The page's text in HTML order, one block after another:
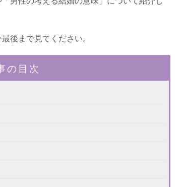
後まで見てください。
の目次